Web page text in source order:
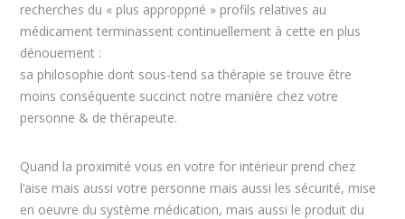
recherches du « plus appropprié » profils relatives au
médicament terminassent continuellement à cette en plus
dénouement :
sa philosophie dont sous-tend sa thérapie se trouve être
moins conséquente succinct notre manière chez votre
personne & de thérapeute.
Quand la proximité vous en votre for intérieur prend chez
l’aise mais aussi votre personne mais aussi les sécurité, mise
en oeuvre du système médication, mais aussi le produit du